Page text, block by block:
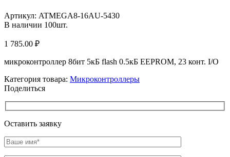
Артикул: ATMEGA8-16AU-5430
В наличии 100шт.
1 785.00 ₽
микроконтроллер 8бит 5кБ flash 0.5кБ EEPROM, 23 конт. I/O
Категория товара: Микроконтроллеры
Поделиться
Оставить заявку